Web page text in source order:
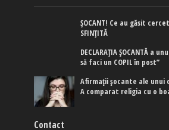
ȘOCANT! Ce au găsit
SFINȚITĂ
DECLARAȚIA ȘOCANTĂ a
să faci un COPIL în post”
Afirmaţii şocante ale unui
A comparat religia cu o
Contact